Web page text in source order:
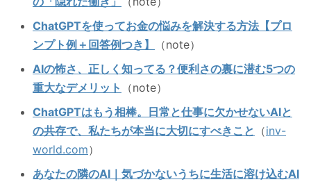
ChatGPTを使ってお金の悩みを解決する方法【プロ
ンプト例＋回答例つき】
（note）
AIの怖さ、正しく知ってる？便利さの裏に潜む5つの
重大なデメリット
（note）
ChatGPTはもう相棒。日常と仕事に欠かせないAIと
の共存で、私たちが本当に大切にすべきこと （inv-
world.com）
あなたの隣のAI｜気づかないうちに生活に溶け込むAI